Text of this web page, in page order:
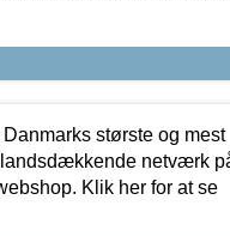
største og mest
netværk
Klik her for at se